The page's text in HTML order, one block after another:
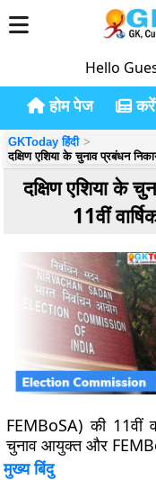
Hello
होम पेज
GKToday हिंदी
दक्षिण एशिया के चुनाव प्रबंधन
दक्षिण एशिया के
11वीं
FEMBoSA) की 11वीं
चुनाव आयुक्त और
मुख्य बिंदु